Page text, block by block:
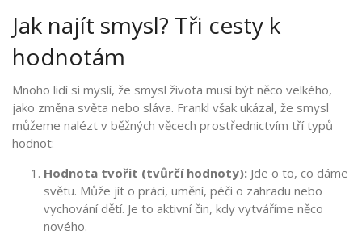
Jak najít smysl? Tři cesty k
hodnotám
Mnoho lidí si myslí, že smysl života musí být něco velkého,
jako změna světa nebo sláva. Frankl však ukázal, že smysl
můžeme nalézt v běžných věcech prostřednictvím tří typů
hodnot:
Hodnota tvořit (tvůrčí hodnoty): Jde o to, co dáme
světu. Může jít o práci, umění, péči o zahradu nebo
vychování dětí. Je to aktivní čin, kdy vytváříme něco
nového.